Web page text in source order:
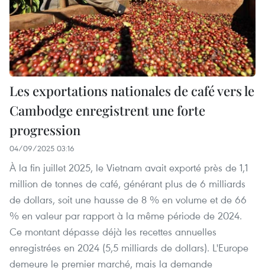
Les exportations nationales de café vers le
Cambodge enregistrent une forte
progression
04/09/2025 03:16
À la fin juillet 2025, le Vietnam avait exporté près de 1,1
million de tonnes de café, générant plus de 6 milliards
de dollars, soit une hausse de 8 % en volume et de 66
% en valeur par rapport à la même période de 2024.
Ce montant dépasse déjà les recettes annuelles
enregistrées en 2024 (5,5 milliards de dollars). L'Europe
demeure le premier marché, mais la demande